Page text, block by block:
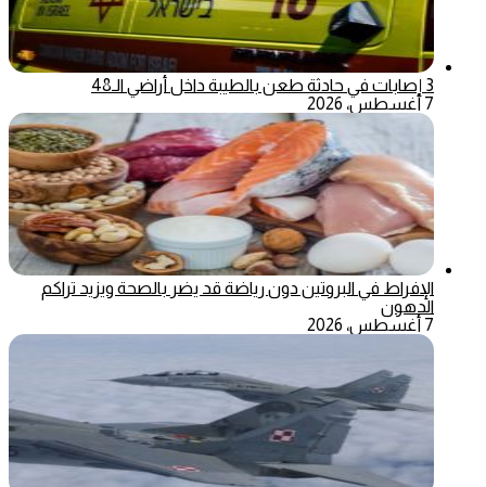
3 إصابات في حادثة طعن بالطيبة داخل أراضي الـ48
7 أغسطس، 2026
الإفراط في البروتين دون رياضة قد يضر بالصحة ويزيد تراكم
الدهون
7 أغسطس، 2026